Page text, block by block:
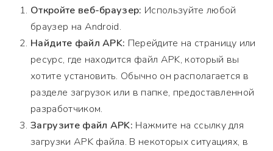
Откройте веб-браузер: Используйте любой
браузер на Android.
Найдите файл APK: Перейдите на страницу или
ресурс, где находится файл APK, который вы
хотите установить. Обычно он располагается в
разделе загрузок или в папке, предоставленной
разработчиком.
Загрузите файл APK: Нажмите на ссылку для
загрузки APK файла. В некоторых ситуациях, в